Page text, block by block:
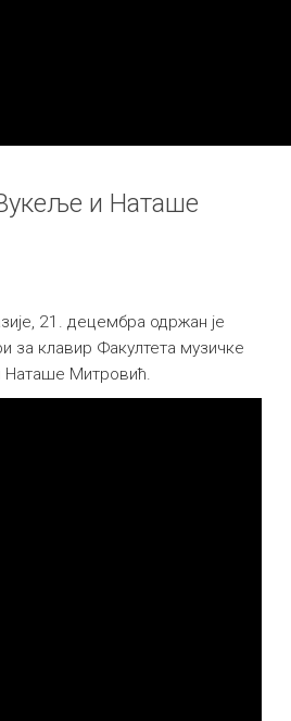
и Наташе
21. децембра одржан је
за клавир Факултета музичке
Митровић.